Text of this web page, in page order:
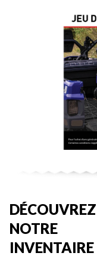
DÉCOUVREZ
NOTRE
INVENTAIRE